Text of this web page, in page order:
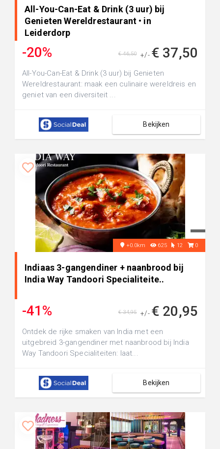
All-You-Can-Eat & Drink (3 uur) bij
Genieten Wereldrestaurant • in
Leiderdorp
-20% +/- € 37,50
€ 46,50
All-You-Can-Eat & Drink (3 uur) bij Genieten
Wereldrestaurant: maak een culinaire wereldreis en
geniet van een diversiteit ...
Bekijken
+0.0km 625 12 0
Indiaas 3-gangendiner + naanbrood bij
India Way Tandoori Specialiteite..
-41% +/- € 20,95
€ 34,95
Ontdek de rijke smaken van India met een
uitgebreid 3-gangendiner met naanbrood bij India
Way Tandoori Specialiteiten: laat...
Bekijken